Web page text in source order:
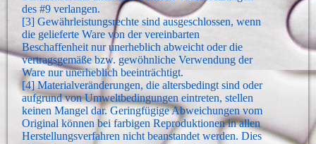
des #9 verlangen.
[3] Gewährleistungsrechte sind ausgeschlossen, wenn
die gelieferte Ware von der vereinbarten
Beschaffenheit nur unerheblich abweicht oder die
vertragsgemäße bzw. gewöhnliche Verwendung der
Ware nur unerheblich beeinträchtigt.
[4] Materialveränderungen, die altersbedingt sind oder
aufgrund von Umweltbedingungen eintreten, stellen
keinen Mangel dar. Geringfügige Abweichungen vom
Original können bei farbigen Reproduktionen in allen
Herstellungsverfahren nicht beanstandet werden. Dies